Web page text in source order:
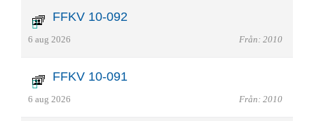
FFKV 10-092
6 aug 2026 Från: 2010
FFKV 10-091
6 aug 2026 Från: 2010